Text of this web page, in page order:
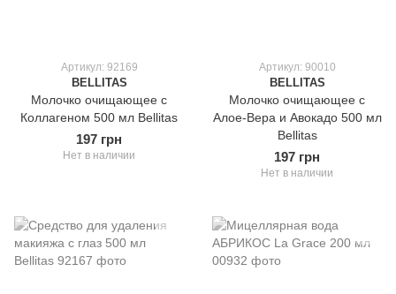
Артикул: 92169
BELLITAS
Молочко очищающее с
Коллагеном 500 мл Bellitas
197 грн
Нет в наличии
Артикул: 90010
BELLITAS
Молочко очищающее c
Алое-Вера и Авокадо 500 мл
Bellitas
197 грн
Нет в наличии